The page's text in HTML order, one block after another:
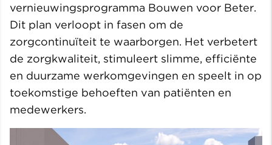
vernieuwingsprogramma Bouwen voor Beter.
Dit plan verloopt in fasen om de
zorgcontinuïteit te waarborgen. Het verbetert
de zorgkwaliteit, stimuleert slimme, efficiënte
en duurzame werkomgevingen en speelt in op
toekomstige behoeften van patiënten en
medewerkers.